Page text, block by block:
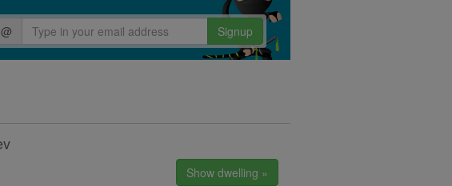
@ Signup
Show dwelling »